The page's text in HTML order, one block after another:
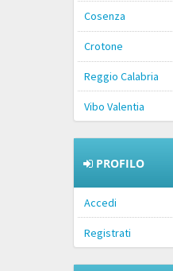
Cosenza
Crotone
Reggio Calabria
Vibo Valentia
PROFILO
Accedi
Registrati